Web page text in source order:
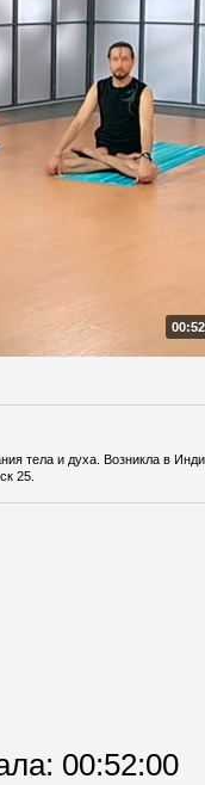
тела и духа. Возникла в
25.
: 00:52:00